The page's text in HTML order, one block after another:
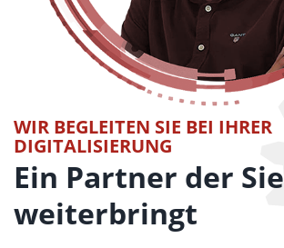
WIR BEGLEITEN SIE BEI IHRER
DIGITALISIERUNG
Ein Partner der Sie
weiterbringt